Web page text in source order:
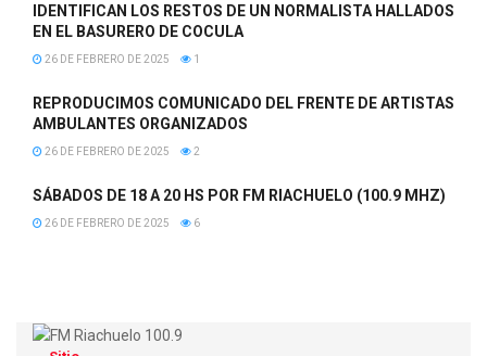
IDENTIFICAN LOS RESTOS DE UN NORMALISTA HALLADOS
EN EL BASURERO DE COCULA
26 DE FEBRERO DE 2025 1
REPRODUCIMOS COMUNICADO DEL FRENTE DE ARTISTAS
AMBULANTES ORGANIZADOS
26 DE FEBRERO DE 2025 2
SÁBADOS DE 18 A 20 HS POR FM RIACHUELO (100.9 MHZ)
26 DE FEBRERO DE 2025 6